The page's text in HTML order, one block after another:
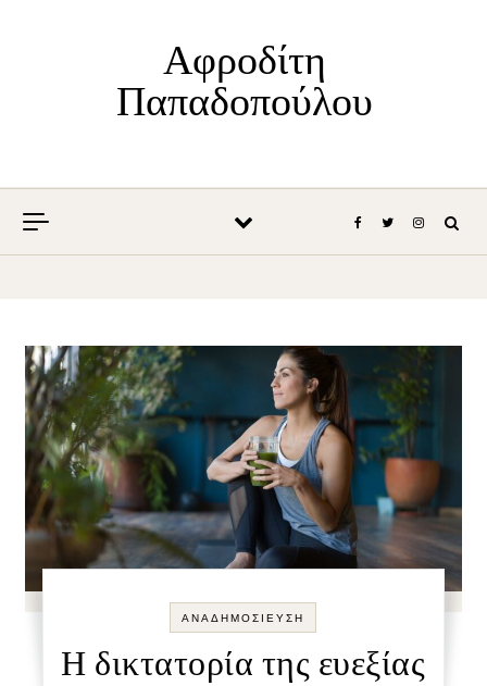
Αφροδίτη
Παπαδοπούλου
ΑΝΑΔΗΜΟΣΊΕΥΣΗ
Η δικτατορία της ευεξίας